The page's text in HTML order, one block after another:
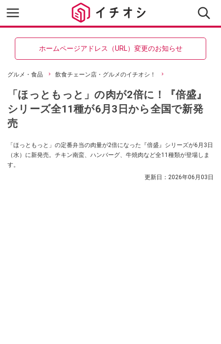
ホームページアドレス（URL）変更のお知らせ
グルメ・食品 飲食チェーン店・グルメのイチオシ！
「ほっともっと」の肉が2倍に！『倍盛』
シリーズ全11種が6月3日から全国で新発
売
「ほっともっと」の定番弁当の肉量が2倍になった『倍盛』シリーズが6月3日
（水）に新発売。チキン南蛮、ハンバーグ、牛焼肉など全11種類が登場しま
す。
更新日： 2026年06月03日